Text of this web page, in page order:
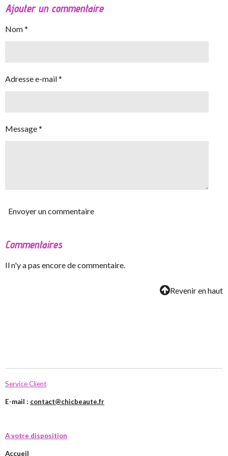
Ajouter un commentaire
Nom *
Adresse e-mail *
Message *
Envoyer un commentaire
Commentaires
Il n'y a pas encore de commentaire.
Revenir en haut
Service Client
E-mail : contact@chicbeaute.fr
A votre disposition
Accueil